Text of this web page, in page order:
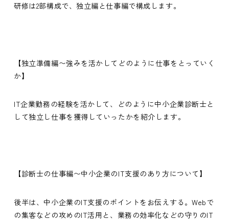
研修は2部構成で、独立編と仕事編で構成します。
【独立準備編〜強みを活かしてどのように仕事をとっていく
か】
IT企業勤務の経験を活かして、どのように中小企業診断士と
して独立し仕事を獲得していったかを紹介します。
【診断士の仕事編〜中小企業のIT支援のあり方について】
後半は、中小企業のIT支援のポイントをお伝えする。Webで
の集客などの攻めのIT活用と、業務の効率化などの守りのIT